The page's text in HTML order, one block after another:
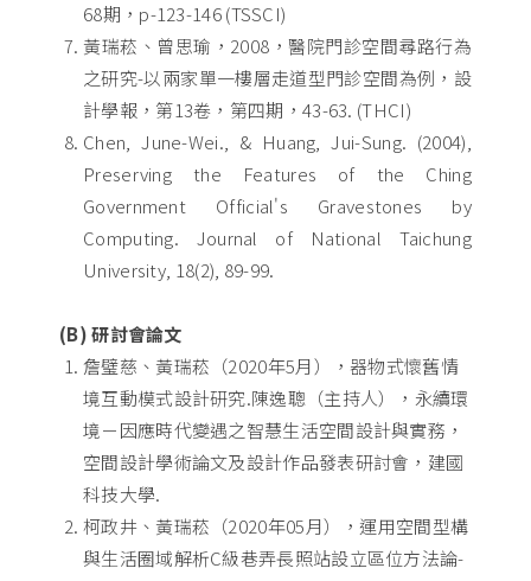
68期，p-123-146 (TSSCI)
黃瑞菘、曾思瑜，2008，醫院門診空間尋路行為
之研究-以兩家單一樓層走道型門診空間為例，設
計學報，第13卷，第四期，43-63. (THCI)
Chen, June-Wei., & Huang, Jui-Sung. (2004),
Preserving the Features of the Ching
Government Official's Gravestones by
Computing. Journal of National Taichung
University, 18(2), 89-99.
(B) 研討會論文
詹璧慈、黃瑞菘（2020年5月），器物式懷舊情
境互動模式設計研究.陳逸聰（主持人），永續環
境－因應時代變遇之智慧生活空間設計與實務，
空間設計學術論文及設計作品發表研討會，建國
科技大學.
柯政井、黃瑞菘（2020年05月），運用空間型構
與生活圈域解析C級巷弄長照站設立區位方法論-